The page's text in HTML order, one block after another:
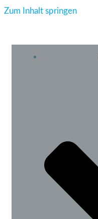
Zum Inhalt springen